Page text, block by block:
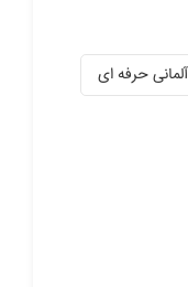
حرفه ای